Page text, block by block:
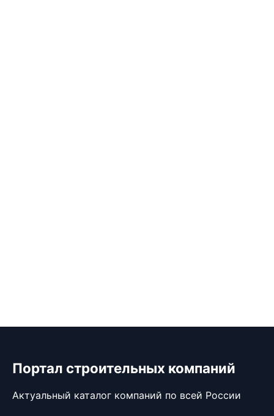
Портал строительных компаний
Актуальный каталог компаний по всей России